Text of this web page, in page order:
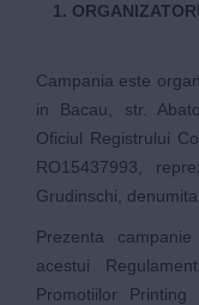
1.
Campania este
in Bacau, str.
Oficiul Registrului
RO15437993,
Grudinschi,
Prezenta
acestui
Promotiilor Printing